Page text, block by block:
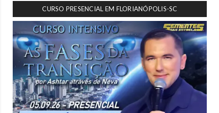
CURSO PRESENCIAL EM FLORIANÓPOLIS-SC